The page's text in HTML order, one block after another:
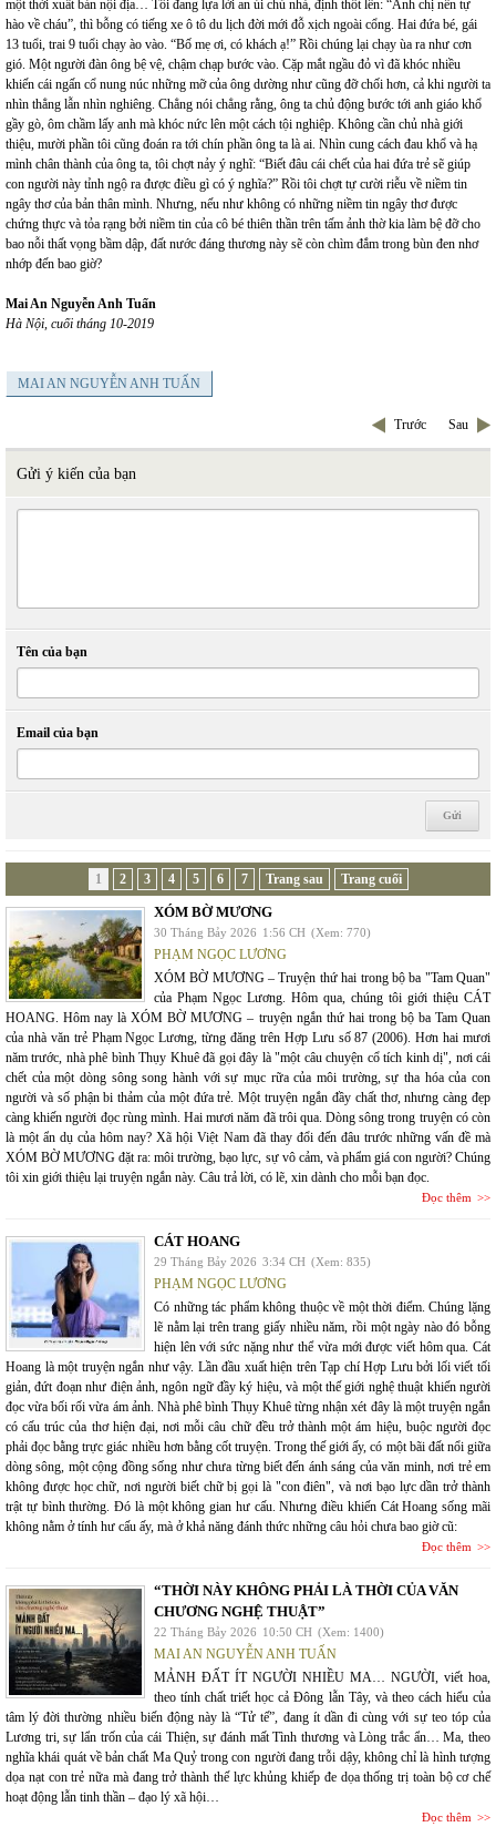
một thời xuất bản nội địa… Tôi đang lựa lời an ủi chủ nhà, định thốt lên: “Anh chị nên tự
hào về cháu”, thì bỗng có tiếng xe ô tô du lịch đời mới đỗ xịch ngoài cổng. Hai đứa bé, gái
13 tuổi, trai 9 tuổi chạy ào vào. “Bố mẹ ơi, có khách ạ!” Rồi chúng lại chạy ùa ra như cơn
gió. Một người đàn ông bệ vệ, chậm chạp bước vào. Cặp mắt ngầu đỏ vì đã khóc nhiều
khiến cái ngấn cổ nung núc những mỡ của ông dường như cũng đỡ chối hơn, cả khi người ta
nhìn thẳng lẫn nhìn nghiêng. Chẳng nói chẳng rằng, ông ta chủ động bước tới anh giáo khổ
gầy gò, ôm chầm lấy anh mà khóc nức lên một cách tội nghiệp. Không cần chủ nhà giới
thiệu, mười phần tôi cũng đoán ra tới chín phần ông ta là ai. Nhìn cung cách đau khổ và hạ
mình chân thành của ông ta, tôi chợt nảy ý nghĩ: “Biết đâu cái chết của hai đứa trẻ sẽ giúp
con người này tỉnh ngộ ra được điều gì có ý nghĩa?” Rồi tôi chợt tự cười riễu về niềm tin
ngây thơ của bản thân mình. Nhưng, nếu như không có những niềm tin ngây thơ được
chứng thực và tỏa rạng bởi niềm tin của cô bé thiên thần trên tấm ảnh thờ kia làm bệ đỡ cho
bao nỗi thất vọng bầm dập, đất nước đáng thương này sẽ còn chìm đắm trong bùn đen nhơ
nhớp đến bao giờ?
Mai An Nguyễn Anh Tuấn
Hà Nội, cuối tháng 10-2019
MAI AN NGUYỄN ANH TUẤN
Trước Sau
Gửi ý kiến của bạn
Tên của bạn
Email của bạn
1 2 3 4 5 6 7 Trang sau Trang cuối
XÓM BỜ MƯƠNG
30 Tháng Bảy 2026 1:56 CH (Xem: 770)
PHẠM NGỌC LƯƠNG
XÓM BỜ MƯƠNG – Truyện thứ hai trong bộ ba "Tam Quan"
của Phạm Ngọc Lương. Hôm qua, chúng tôi giới thiệu CÁT
HOANG. Hôm nay là XÓM BỜ MƯƠNG – truyện ngắn thứ hai trong bộ ba Tam Quan
của nhà văn trẻ Phạm Ngọc Lương, từng đăng trên Hợp Lưu số 87 (2006). Hơn hai mươi
năm trước, nhà phê bình Thụy Khuê đã gọi đây là "một câu chuyện cổ tích kinh dị", nơi cái
chết của một dòng sông song hành với sự mục rữa của môi trường, sự tha hóa của con
người và số phận bi thảm của một đứa trẻ. Một truyện ngắn đầy chất thơ, nhưng càng đẹp
càng khiến người đọc rùng mình. Hai mươi năm đã trôi qua. Dòng sông trong truyện có còn
là một ẩn dụ của hôm nay? Xã hội Việt Nam đã thay đổi đến đâu trước những vấn đề mà
XÓM BỜ MƯƠNG đặt ra: môi trường, bạo lực, sự vô cảm, và phẩm giá con người? Chúng
tôi xin giới thiệu lại truyện ngắn này. Câu trả lời, có lẽ, xin dành cho mỗi bạn đọc.
Đọc thêm
CÁT HOANG
29 Tháng Bảy 2026 3:34 CH (Xem: 835)
PHẠM NGỌC LƯƠNG
Có những tác phẩm không thuộc về một thời điểm. Chúng lặng
lẽ nằm lại trên trang giấy nhiều năm, rồi một ngày nào đó bỗng
hiện lên với sức nặng như thể vừa mới được viết hôm qua. Cát
Hoang là một truyện ngắn như vậy. Lần đầu xuất hiện trên Tạp chí Hợp Lưu bởi lối viết tối
giản, đứt đoạn như điện ảnh, ngôn ngữ đầy ký hiệu, và một thế giới nghệ thuật khiến người
đọc vừa bối rối vừa ám ảnh. Nhà phê bình Thụy Khuê từng nhận xét đây là một truyện ngắn
có cấu trúc của thơ hiện đại, nơi mỗi câu chữ đều trở thành một ám hiệu, buộc người đọc
phải đọc bằng trực giác nhiều hơn bằng cốt truyện. Trong thế giới ấy, có một bãi đất nổi giữa
dòng sông, một cộng đồng sống như chưa từng biết đến ánh sáng của văn minh, nơi trẻ em
không được học chữ, nơi người biết chữ bị gọi là "con điên", và nơi bạo lực dần trở thành
trật tự bình thường. Đó là một không gian hư cấu. Nhưng điều khiến Cát Hoang sống mãi
không nằm ở tính hư cấu ấy, mà ở khả năng đánh thức những câu hỏi chưa bao giờ cũ:
Đọc thêm
“THỜI NÀY KHÔNG PHẢI LÀ THỜI CỦA VĂN
CHƯƠNG NGHỆ THUẬT”
22 Tháng Bảy 2026 10:50 CH (Xem: 1400)
MAI AN NGUYỄN ANH TUẤN
MẢNH ĐẤT ÍT NGƯỜI NHIỀU MA… NGƯỜI, viết hoa,
theo tính chất triết học cả Đông lẫn Tây, và theo cách hiểu của
tâm lý đời thường nhiều biến động này là “Tử tế”, đang ít dần đi cùng với sự teo tóp của
Lương tri, sự lẩn trốn của cái Thiện, sự đánh mất Tình thương và Lòng trắc ẩn… Ma, theo
nghĩa khái quát về bản chất Ma Quỷ trong con người đang trỗi dậy, không chỉ là hình tượng
dọa nạt con trẻ nữa mà đang trở thành thế lực khủng khiếp đe dọa thống trị toàn bộ cơ chế
hoạt động lẫn tinh thần – đạo lý xã hội…
Đọc thêm